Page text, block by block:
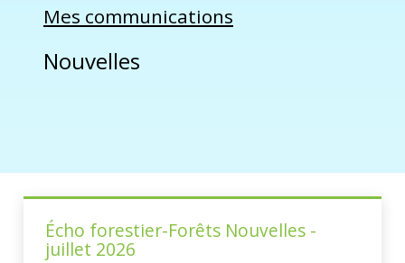
Mes communications
Nouvelles
Écho forestier-Forêts Nouvelles -
juillet 2026